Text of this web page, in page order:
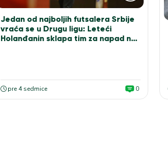
Jedan od najboljih futsalera Srbije
vraća se u Drugu ligu: Leteći
Holanđanin sklapa tim za napad na
pre 4 sedmice 0